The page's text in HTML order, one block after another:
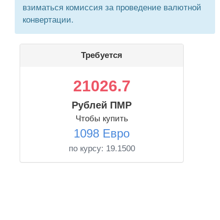
взиматься комиссия за проведение валютной
конвертации.
Требуется
21026.7
Рублей ПМР
Чтобы купить
1098 Евро
по курсу: 19.1500